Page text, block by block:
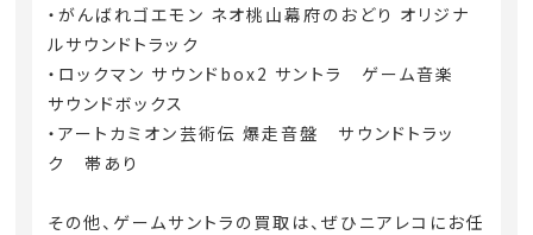
・がんばれゴエモン ネオ桃山幕府のおどり オリジナ
ルサウンドトラック
・ロックマン サウンドbox2 サントラ ゲーム音楽
サウンドボックス
・アートカミオン芸術伝 爆走音盤 サウンドトラッ
ク 帯あり
その他、ゲームサントラの買取は、ぜひニアレコにお任